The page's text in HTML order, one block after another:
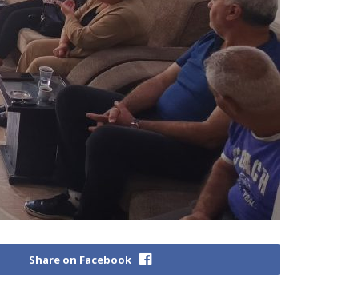
Share on Facebook